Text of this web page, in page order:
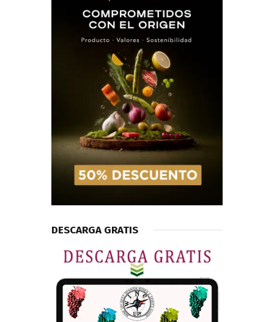
DESCARGA GRATIS